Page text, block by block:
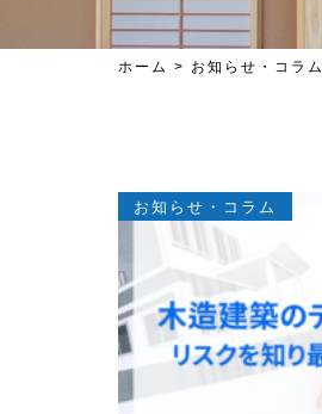
ホーム > お知らせ・コラム
お知らせ・コラム